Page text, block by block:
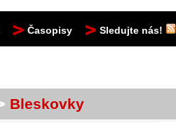
Časopisy Sledujte nás!
Bleskovky